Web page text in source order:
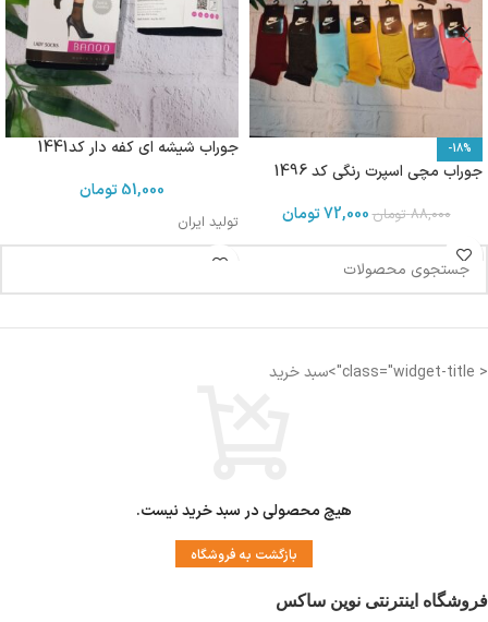
-18%
جوراب مچی اسپرت رنگی کد 1496
88,000 تومان72,000تومان
جوراب شیشه ای کفه دار کد1441
51,000تومان
تولید ایران
< class="widget-title">سبد خرید
هیچ محصولی در سبد خرید نیست.
بازگشت به فروشگاه
فروشگاه اینترنتی نوین ساکس